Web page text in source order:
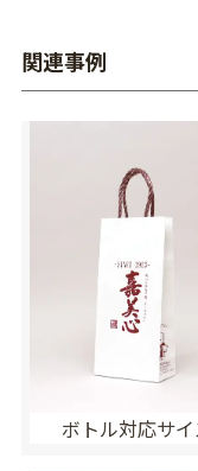
関連事例
ボトル対応サ